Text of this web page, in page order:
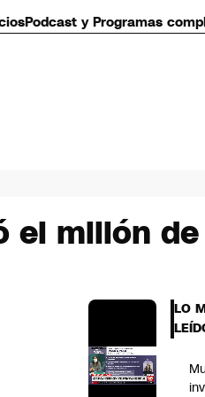
Podcast y Programas
el millón
LO